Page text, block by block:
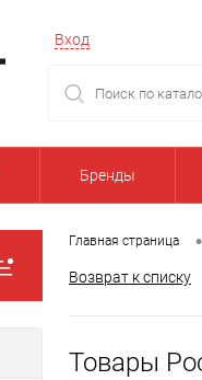
Вход
Бренды
Главная страница •
Возврат к списку
Товары